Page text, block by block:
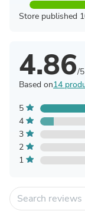
Store published
4.86/5
Based on14
5
4
3
2
1